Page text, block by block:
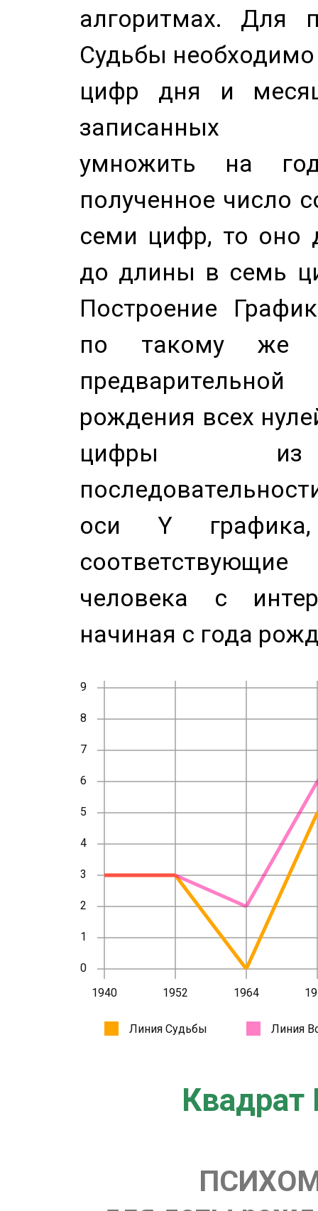
алгоритмах. Для
Судьбы
цифр дня и
записанных
умножить на
полученное число
семи цифр, то оно
до длины в семь
Построение
по такому же
рождения всех
цифры из
оси Y
человека с
начиная с года
Квадрат